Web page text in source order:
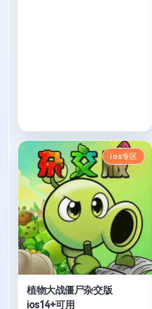
ios专区
植物大战僵尸杂交版
ios14+可用